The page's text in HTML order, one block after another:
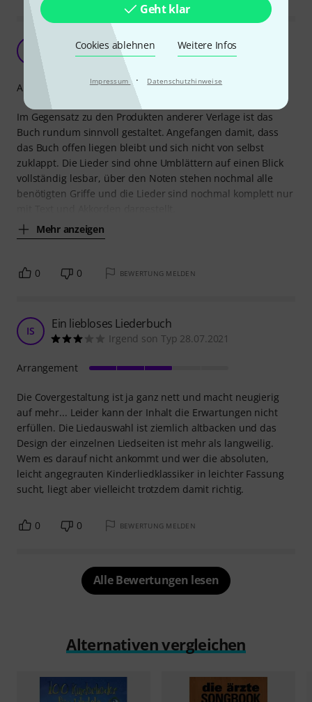
Geht klar
Cookies ablehnen Weitere Infos
Impressum · Datenschutzhinweise
Unterm Strich eine 2+
Oberstübchenhocker 16.09.2020
Im Gegensatz zu den Produkten anderer Verlage ist das
Buch rundum sinnvoll gestaltet. Angefangen damit, dass
das Buch offen liegen bleibt und sich nicht von selbst
zuklappt. Die Lieder sind ohne Umblättern auf einen Blick
vollständig lesbar, über den Noten stehen nochmal alle
benötigten Griffe und die Lieder sind nochmal komplett nur
Mehr anzeigen
Arrangement
0 0 BEWERTUNG MELDEN
IS Ein liebloses Liederbuch
Irgend son Typ 28.07.2021
Die Covergestaltung ist ja ganz nett und macht neugierig
auf mehr... Leider kann der Inhalt die Erwartungen nicht
erfüllen. Die Liedauswahl ist ziemlich altbacken und das
Design der einzelnen Liedseiten ist mehr als langweilig.
Wem es darauf nicht ankommt und wer die absoluten,
leicht angegrauten Kinderliedklassiker in leichter Fassung
sucht, liegt aber vielleicht trotzdem damit richtig.
Arrangement
0 0 BEWERTUNG MELDEN
Alle Bewertungen lesen
Alternativen vergleichen